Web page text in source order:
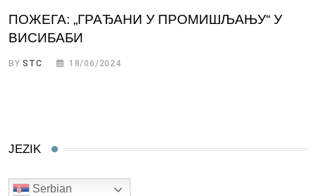
ПОЖЕГА: „ГРАЂАНИ У ПРОМИШЉАЊУ“ У
ВИСИБАБИ
BYSTC 18/06/2024
JEZIK
Serbian